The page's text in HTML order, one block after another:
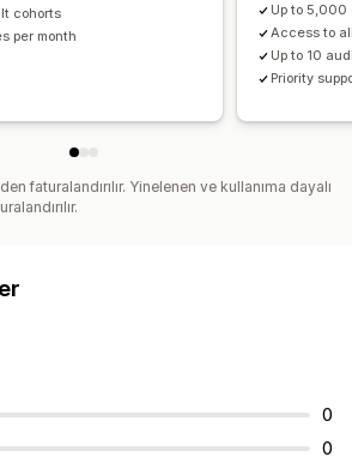
cohorts
per month
Up to 5,000
Access to
Up to 10
Priority
faturalandırılır. Yinelenen ve kullanıma dayalı
0
0